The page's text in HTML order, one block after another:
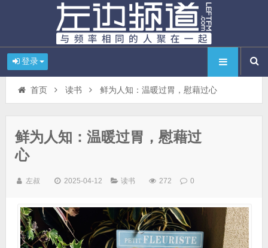
登录
首页 读书 鲜为人知：温暖过胃，慰藉过心
鲜为人知：温暖过胃，慰藉过
心
左叔 2025-04-12 读书 272 0